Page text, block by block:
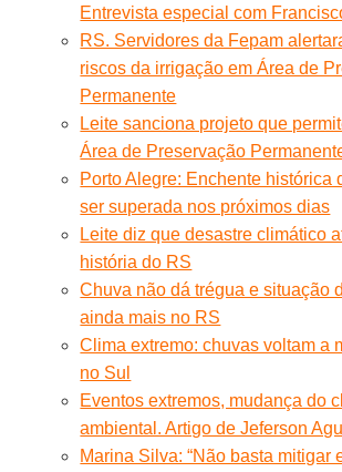
Entrevista especial com
RS. Servidores da Fepam
riscos da irrigação em Área de
Permanente
Leite sanciona projeto que
Área de Preservação
Porto Alegre: Enchente histórica
ser superada nos próximos dias
Leite diz que desastre climático
história do RS
Chuva não dá trégua e situação
ainda mais no RS
Clima extremo: chuvas voltam a
no Sul
Eventos extremos, mudança do
ambiental. Artigo de Jeferson
Marina Silva: “Não basta mitigar